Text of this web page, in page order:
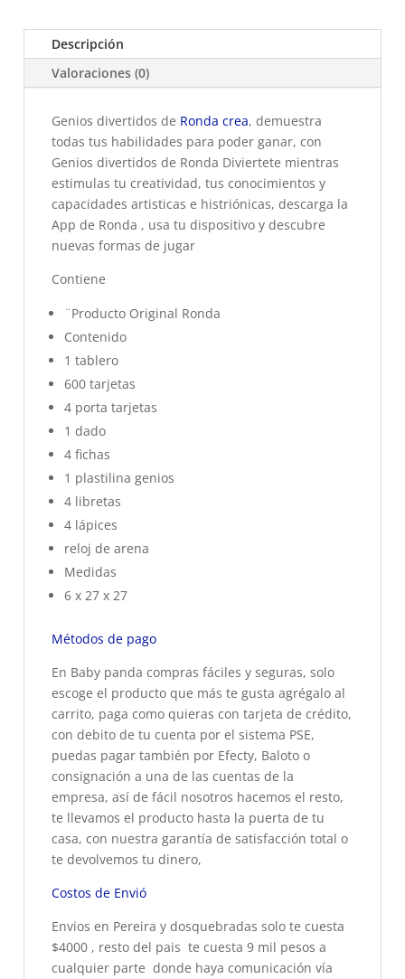
Descripción
Valoraciones (0)
Genios divertidos de Ronda crea, demuestra
todas tus habilidades para poder ganar, con
Genios divertidos de Ronda Diviertete mientras
estimulas tu creatividad, tus conocimientos y
capacidades artisticas e histriónicas, descarga la
App de Ronda , usa tu dispositivo y descubre
nuevas formas de jugar
Contiene
¨Producto Original Ronda
Contenido
1 tablero
600 tarjetas
4 porta tarjetas
1 dado
4 fichas
1 plastilina genios
4 libretas
4 lápices
reloj de arena
Medidas
6 x 27 x 27
Métodos de pago
En Baby panda compras fáciles y seguras, solo
escoge el producto que más te gusta agrégalo al
carrito, paga como quieras con tarjeta de crédito,
con debito de tu cuenta por el sistema PSE,
puedas pagar también por Efecty, Baloto o
consignación a una de las cuentas de la
empresa, así de fácil nosotros hacemos el resto,
te llevamos el producto hasta la puerta de tu
casa, con nuestra garantía de satisfacción total o
te devolvemos tu dinero,
Costos de Envió
Envios en Pereira y dosquebradas solo te cuesta
$4000 , resto del pais te cuesta 9 mil pesos a
cualquier parte donde haya comunicación vía